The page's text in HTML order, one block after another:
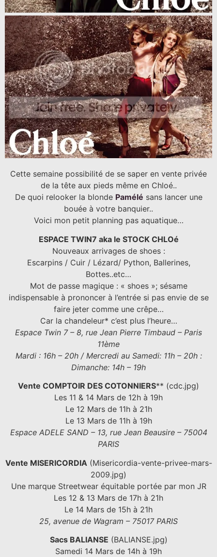
Cette semaine possibilité de se saper en vente privée
de la tête aux pieds même en Chloé..
De quoi relooker la blonde Pamélé sans lancer une
bouée à votre banquier..
Voici mon petit planning pas aquatique…
ESPACE TWIN7 aka le STOCK CHLOé
Nouveaux arrivages de shoes :
Escarpins / Cuir / Lézard/ Python, Ballerines,
Bottes..etc…
Mot de passe magique : « shoes »; sésame
indispensable à prononcer à l’entrée si pas envie de se
faire jeter comme une crêpe…
Car la chandeleur* c’est plus l’heure…
Espace Twin 7 – 8, rue Jean Pierre Timbaud – Paris
11ème
Mardi : 16h – 20h / Mercredi au Samedi: 11h – 20h :
Dimanche: 14h – 19h
Vente COMPTOIR DES COTONNIERS** (cdc.jpg)
Les 11 & 14 Mars de 12h à 19h
Le 12 Mars de 11h à 21h
Le 13 Mars de 11h à 19h
Espace ADELE SAND – 13, rue Jean Beausire – 75004
PARIS
Vente MISERICORDIA (Misericordia-vente-privee-mars-
2009.jpg)
Une marque Streetwear équitable portée par mon JR
Les 12 & 13 Mars de 17h à 21h
Le 14 Mars de 15h à 21h
25, avenue de Wagram – 75017 PARIS
Sacs BALIANSE (BALIANSE.jpg)
Samedi 14 Mars de 14h à 19h